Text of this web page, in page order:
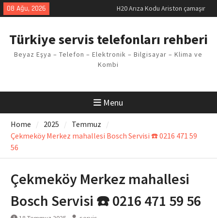
Skip
to
08 Ağu, 2026
LG kombi E2 Arızası Çözümü
Vaillant çamaşır makinesi E03
Arıza Kodu
Ferroli klima E3 Arızası Çözümü
Türkiye servis telefonları rehberi
Beyaz Eşya – Telefon – Elektronik – Bilgisayar – Klima ve
Kombi
Menu
Home 2025
Temmuz
Çekmeköy Merkez mahallesi Bosch Servisi ☎️ 0216 471 59
56
Çekmeköy Merkez mahallesi
Bosch Servisi ☎️ 0216 471 59 56